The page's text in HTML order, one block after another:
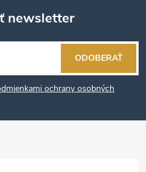
newsletter
ochrany osobných
ODOBERAŤ